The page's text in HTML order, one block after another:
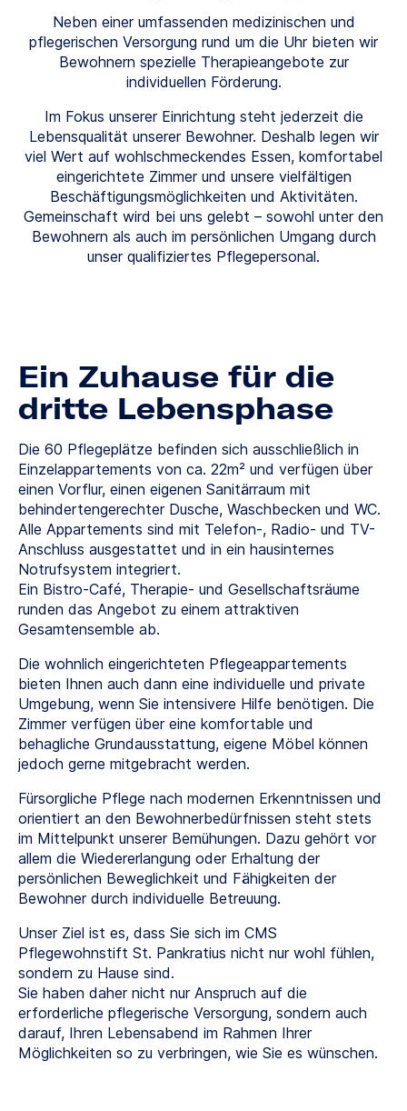
Neben einer umfassenden medizinischen und
pflegerischen Versorgung rund um die Uhr bieten wir
Bewohnern spezielle Therapieangebote zur
individuellen Förderung.
Im Fokus unserer Einrichtung steht jederzeit die
Lebensqualität unserer Bewohner. Deshalb legen wir
viel Wert auf wohlschmeckendes Essen, komfortabel
eingerichtete Zimmer und unsere vielfältigen
Beschäftigungsmöglichkeiten und Aktivitäten.
Gemeinschaft wird bei uns gelebt – sowohl unter den
Bewohnern als auch im persönlichen Umgang durch
unser qualifiziertes Pflegepersonal.
Ein Zuhause für die
dritte Lebensphase
Die 60 Pflegeplätze befinden sich ausschließlich in
Einzelappartements von ca. 22m² und verfügen über
einen Vorflur, einen eigenen Sanitärraum mit
behindertengerechter Dusche, Waschbecken und WC.
Alle Appartements sind mit Telefon-, Radio- und TV-
Anschluss ausgestattet und in ein hausinternes
Notrufsystem integriert.
Ein Bistro-Café, Therapie- und Gesellschaftsräume
runden das Angebot zu einem attraktiven
Gesamtensemble ab.
Die wohnlich eingerichteten Pflegeappartements
bieten Ihnen auch dann eine individuelle und private
Umgebung, wenn Sie intensivere Hilfe benötigen. Die
Zimmer verfügen über eine komfortable und
behagliche Grundausstattung, eigene Möbel können
jedoch gerne mitgebracht werden.
Fürsorgliche Pflege nach modernen Erkenntnissen und
orientiert an den Bewohnerbedürfnissen steht stets
im Mittelpunkt unserer Bemühungen. Dazu gehört vor
allem die Wiedererlangung oder Erhaltung der
persönlichen Beweglichkeit und Fähigkeiten der
Bewohner durch individuelle Betreuung.
Unser Ziel ist es, dass Sie sich im CMS
Pflegewohnstift St. Pankratius nicht nur wohl fühlen,
sondern zu Hause sind.
Sie haben daher nicht nur Anspruch auf die
erforderliche pflegerische Versorgung, sondern auch
darauf, Ihren Lebensabend im Rahmen Ihrer
Möglichkeiten so zu verbringen, wie Sie es wünschen.